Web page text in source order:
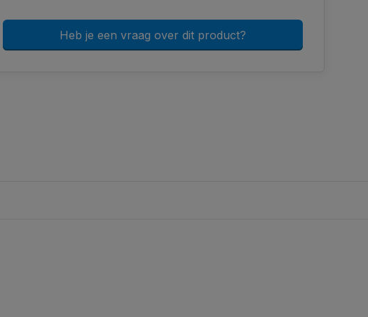
Heb je een vraag over dit product?